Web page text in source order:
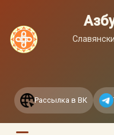
Рассылка в ВК